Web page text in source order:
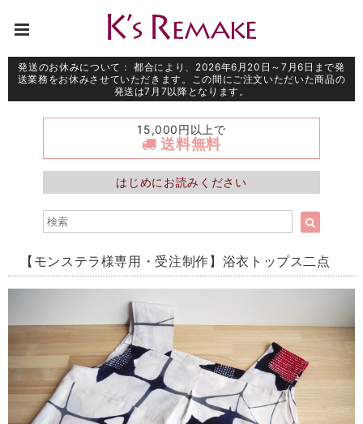
発送のお休みについて： 都合により、2026年6月20日～7月6日まで発
送業務をお休みさせていただきます。この間にご注文いただいた商品の
発送は7月7以降となります。
15,000円以上で
送料無料
はじめにお読みください
【モンステラ様専用・受注制作】浴衣トップス二点